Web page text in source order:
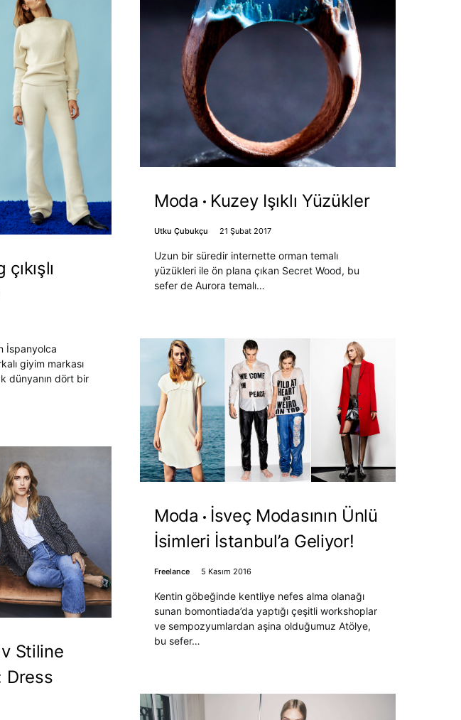
İspanyolca
giyim markası
dünyanın dört bir
Stiline
Dress
Moda Kuzey Işıklı Yüzükler
Utku Çubukçu 21 Şubat 2017
Uzun bir süredir internette orman temalı
yüzükleri ile ön plana çıkan Secret Wood, bu
sefer de Aurora temalı…
Moda
İsveç Modasının Ünlü
İsimleri İstanbul’a Geliyor!
Freelance 5 Kasım 2016
Kentin göbeğinde kentliye nefes alma olanağı
sunan bomontiada’da yaptığı çeşitli workshoplar
ve sempozyumlardan aşina olduğumuz Atölye,
bu sefer…